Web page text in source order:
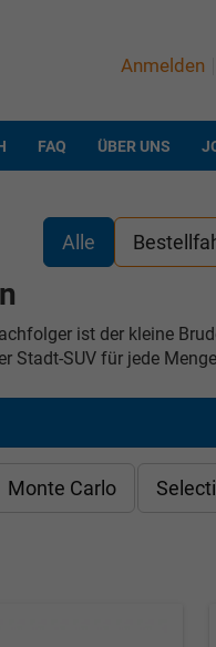
Anmelden
FAQ ÜBER UNS
Alle
ist der kleine
Stadt-SUV für jede
Monte Carlo